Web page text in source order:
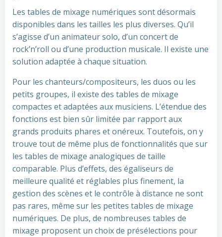
Les tables de mixage numériques sont désormais
disponibles dans les tailles les plus diverses. Qu’il
s’agisse d’un animateur solo, d’un concert de
rock’n’roll ou d’une production musicale. Il existe une
solution adaptée à chaque situation.
Pour les chanteurs/compositeurs, les duos ou les
petits groupes, il existe des tables de mixage
compactes et adaptées aux musiciens. L’étendue des
fonctions est bien sûr limitée par rapport aux
grands produits phares et onéreux. Toutefois, on y
trouve tout de même plus de fonctionnalités que sur
les tables de mixage analogiques de taille
comparable. Plus d’effets, des égaliseurs de
meilleure qualité et réglables plus finement, la
gestion des scènes et le contrôle à distance ne sont
pas rares, même sur les petites tables de mixage
numériques. De plus, de nombreuses tables de
mixage proposent un choix de présélections pour